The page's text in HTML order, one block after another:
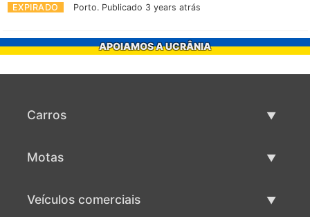
EXPIRADO Porto. Publicado 3 years atrás
APOIAMOS A UCRÂNIA
Carros
Motas
Veículos comerciais